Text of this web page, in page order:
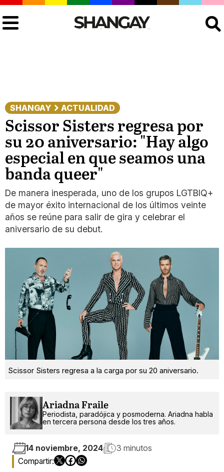
SHANGAY ACTUALIDAD
Scissor Sisters regresa por
su 20 aniversario: "Hay algo
especial en que seamos una
banda queer"
De manera inesperada, uno de los grupos LGTBIQ+
de mayor éxito internacional de los últimos veinte
años se reúne para salir de gira y celebrar el
aniversario de su debut.
Scissor Sisters regresa a la carga por su 20 aniversario.
Ariadna Fraile
Periodista, paradójica y posmoderna. Ariadna habla
en tercera persona desde los tres años.
14 noviembre, 2024 3 minutos